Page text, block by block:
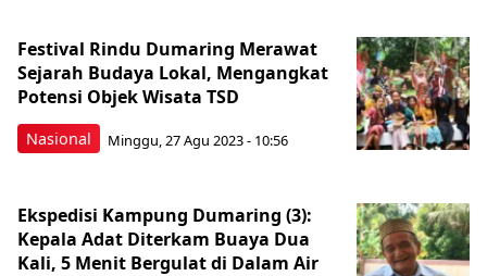
Nasional
Festival Rindu Dumaring Merawat
Sejarah Budaya Lokal, Mengangkat
Potensi Objek Wisata TSD
Minggu, 27 Agu 2023 - 10:56
Ekspedisi Kampung Dumaring (3):
Kepala Adat Diterkam Buaya Dua
Kali, 5 Menit Bergulat di Dalam Air